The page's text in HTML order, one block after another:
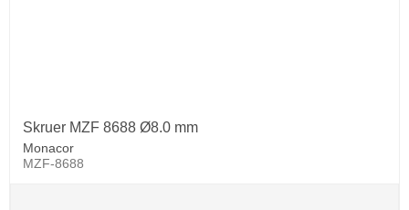
Skruer MZF 8688 Ø8.0 mm
Monacor
MZF-8688